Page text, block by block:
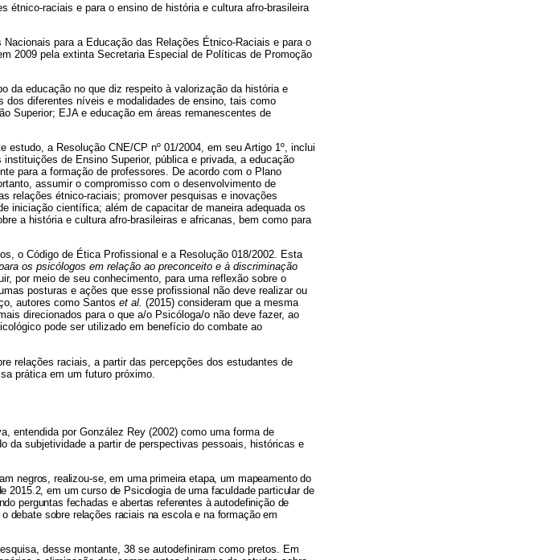
étnico-raciais e para o ensino de história e cultura afro-brasileira
para a Educação das Relações Étnico-Raciais e para o
2009 pela extinta Secretaria Especial de Políticas de Promoção
da educação no que diz respeito à valorização da história e
dos diferentes níveis e modalidades de ensino, tais como
Superior; EJA e educação em áreas remanescentes de
estudo, a Resolução CNE/CP nº 01/2004, em seu Artigo 1º, inclui
de Ensino Superior, pública e privada, a educação
para a formação de professores. De acordo com o Plano
assumir o compromisso com o desenvolvimento de
relações étnico-raciais; promover pesquisas e inovações
iniciação científica; além de capacitar de maneira adequada os
a história e cultura afro-brasileiras e africanas, bem como para
o Código de Ética Profissional e a Resolução 018/2002. Esta
os psicólogos em relação ao preconceito e à discriminação
por meio de seu conhecimento, para uma reflexão sobre o
posturas e ações que esse profissional não deve realizar ou
autores como Santos et al. (2015) consideram que a mesma
direcionados para o que a/o Psicóloga/o não deve fazer, ao
pode ser utilizado em benefício do combate ao
relações raciais, a partir das percepções dos estudantes de
prática em um futuro próximo.
entendida por González Rey (2002) como uma forma de
da subjetividade a partir de perspectivas pessoais, históricas e
negros, realizou-se, em uma primeira etapa, um mapeamento do
2015.2, em um curso de Psicologia de uma faculdade particular de
perguntas fechadas e abertas referentes à autodefinição de
debate sobre relações raciais na escola e na formação em
desse montante, 38 se autodefiniram como pretos. Em